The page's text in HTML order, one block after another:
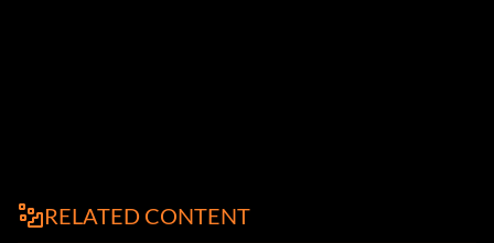
RELATED CONTENT